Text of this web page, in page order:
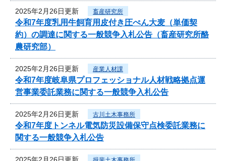
2025年2月26日更新 畜産研究所
令和7年度乳用牛飼育用皮付き圧ぺん大麦（単価契
約）の調達に関する一般競争入札公告（畜産研究所酪
農研究部）
2025年2月26日更新 産業人材課
令和7年度岐阜県プロフェッショナル人材戦略拠点運
営事業委託業務に関する一般競争入札公告
2025年2月26日更新 古川土木事務所
令和7年度トンネル電気防災設備保守点検委託業務に
関する一般競争入札公告